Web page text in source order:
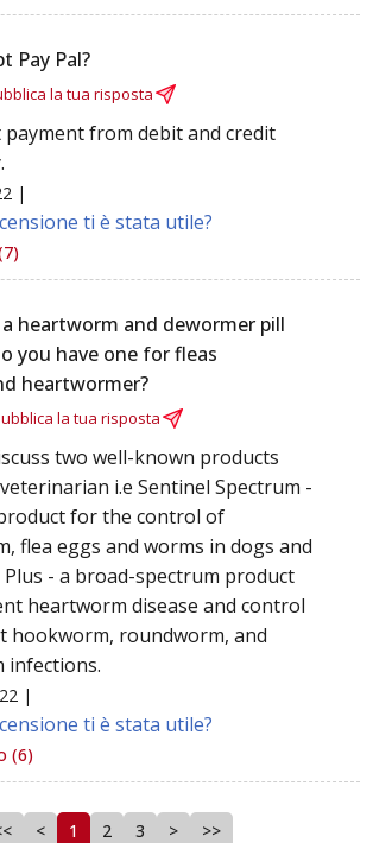
Pay Pal?
la tua risposta
payment from debit and credit
|
ti è stata utile?
a heartworm and dewormer pill
you have one for fleas
heartwormer?
la tua risposta
two well-known products
i.e Sentinel Spectrum -
for the control of
flea eggs and worms in dogs and
- a broad-spectrum product
heartworm disease and control
hookworm, roundworm, and
infections.
|
ti è stata utile?
(6)
< 1 2 3 > >>